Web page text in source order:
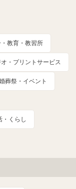
教育・教習所
・プリントサービス
葬祭・イベント
・くらし